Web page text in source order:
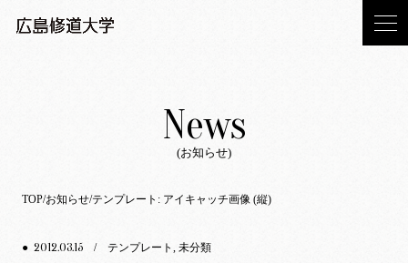
News
(お知らせ)
TOP お知らせ テンプレート: アイキャッチ画像 (縦)
● 2012.03.15 /テンプレート,未分類